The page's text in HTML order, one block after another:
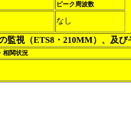
ピーク周波数
なし
監視（ETS8・210MM）、及び
相関状況